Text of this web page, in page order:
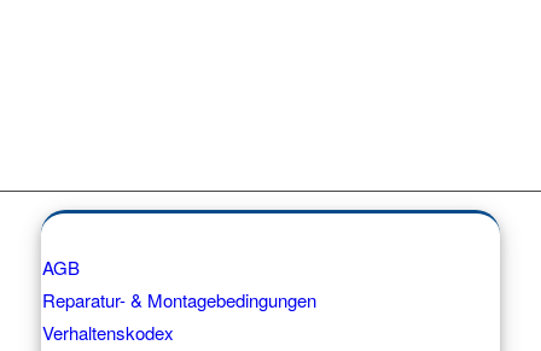
AGB
Reparatur- & Montagebedingungen
Verhaltenskodex